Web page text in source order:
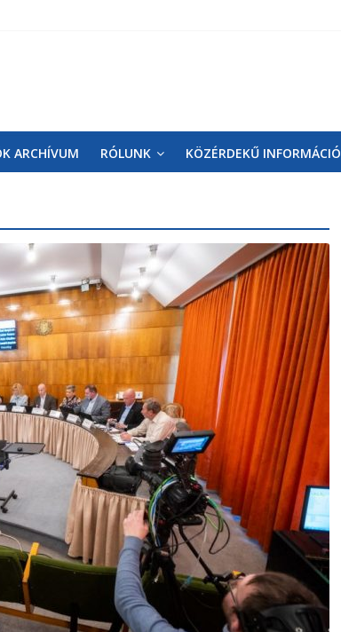
ARCHÍVUM RÓLUNK KÖZÉRDEKŰ INFORMÁCIÓ